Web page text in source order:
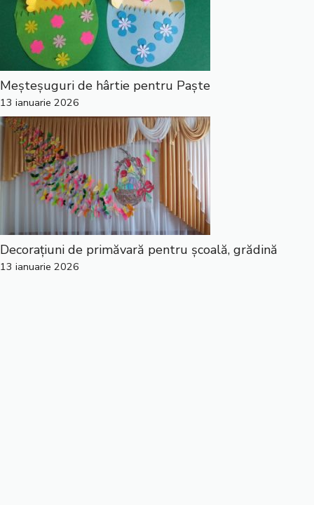
Meșteșuguri de hârtie pentru Paște
13 ianuarie 2026
Decorațiuni de primăvară pentru școală, grădină
13 ianuarie 2026